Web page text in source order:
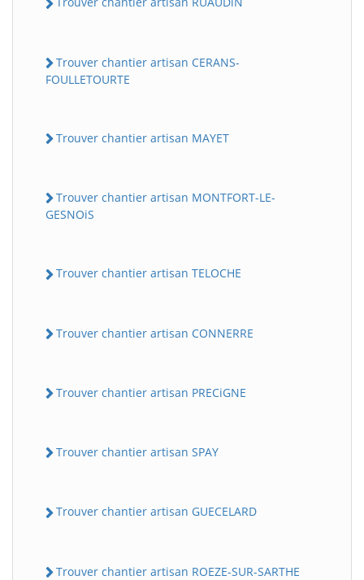
Trouver chantier artisan CERANS-
FOULLETOURTE
Trouver chantier artisan MAYET
Trouver chantier artisan MONTFORT-LE-
GESNOiS
Trouver chantier artisan TELOCHE
Trouver chantier artisan CONNERRE
Trouver chantier artisan PRECiGNE
Trouver chantier artisan SPAY
Trouver chantier artisan GUECELARD
Trouver chantier artisan ROEZE-SUR-SARTHE